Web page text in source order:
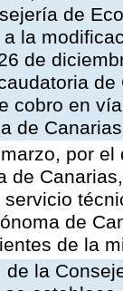
de
la
de
cobro en
de Canarias
por
de
de
de la
de la